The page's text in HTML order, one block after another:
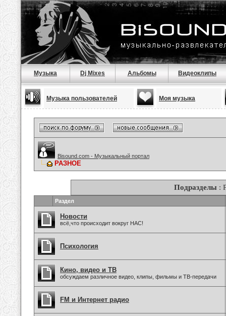
Музыка Dj Mixes Альбомы Видеоклипы
Музыка пользователей Моя музыка
Bisound.com - Музыкальный портал
РАЗНОЕ
Подразделы :
Раздел
Новости
всё,что происходит вокруг НАС!
Психология
Кино, видео и ТВ
обсуждаем различное видео, клипы, фильмы и ТВ-передачи
FM и Интернет радио